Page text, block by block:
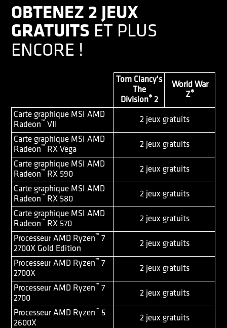
OBTENEZ 2 JEUX
GRATUITS ET PLUS
ENCORE !
Tom Clancy's
The
Division®2
World War
Z®
Carte graphique MSI AMD
Radeon™ VII
2 jeux gratuits
Carte graphique MSI AMD
Radeon™ RX Vega
2 jeux gratuits
Carte graphique MSI AMD
Radeon™ RX 590
2 jeux gratuits
Carte graphique MSI AMD
Radeon™ RX 580
2 jeux gratuits
Carte graphique MSI AMD
Radeon™ RX 570
2 jeux gratuits
Processeur AMD Ryzen™ 7
2700X Gold Edition
2 jeux gratuits
Processeur AMD Ryzen™ 7
2700X
2 jeux gratuits
Processeur AMD Ryzen™ 7
2700
2 jeux gratuits
Processeur AMD Ryzen™ 5
2600X
2 jeux gratuits